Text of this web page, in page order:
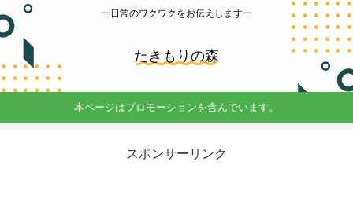
ー日常のワクワクをお伝えしますー
たきもりの森
本ページはプロモーションを含んでいます。
スポンサーリンク